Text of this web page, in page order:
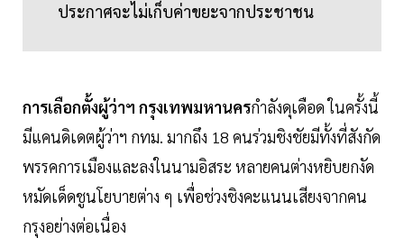
ประกาศจะไม่เก็บค่าขยะจากประชาชน
การเลือกตั้งผู้ว่าฯ กรุงเทพมหานครกำลังดุเดือด ในครั้งนี้
มีแคนดิเดตผู้ว่าฯ กทม. มากถึง 18 คนร่วมชิงชัยมีทั้งที่สังกัด
พรรคการเมืองและลงในนามอิสระ หลายคนต่างหยิบยกงัด
หมัดเด็ดชูนโยบายต่าง ๆ เพื่อช่วงชิงคะแนนเสียงจากคน
กรุงอย่างต่อเนื่อง